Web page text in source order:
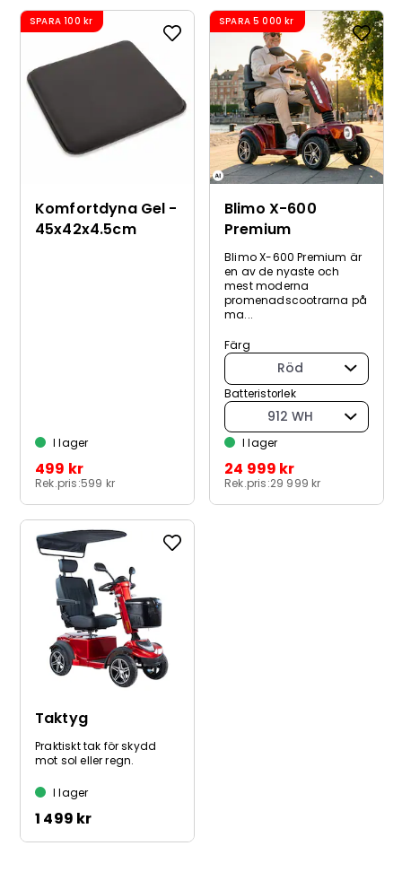
SPARA 100 kr
Komfortdyna Gel -
45x42x4.5cm
I lager
Rek.pris:599 kr
499 kr
SPARA 5 000 kr
Blimo X-600
Premium
Blimo X-600 Premium är
en av de nyaste och
mest moderna
promenadscootrarna på
ma...
Färg
Röd
Batteristorlek
912 WH
I lager
Rek.pris:29 999 kr
24 999 kr
Taktyg
Praktiskt tak för skydd
mot sol eller regn.
I lager
1 499 kr